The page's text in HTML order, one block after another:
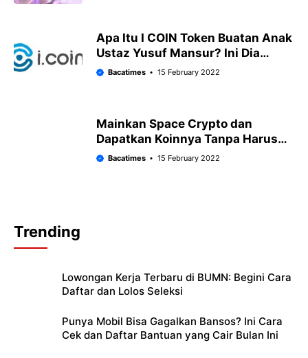
Apa Itu I COIN Token Buatan Anak
Ustaz Yusuf Mansur? Ini Dia
Penjelasannya!
Bacatimes 15 February 2022
Mainkan Space Crypto dan
Dapatkan Koinnya Tanpa Harus
Investasi!
Bacatimes 15 February 2022
Trending
Lowongan Kerja Terbaru di BUMN: Begini Cara
Daftar dan Lolos Seleksi
Punya Mobil Bisa Gagalkan Bansos? Ini Cara
Cek dan Daftar Bantuan yang Cair Bulan Ini